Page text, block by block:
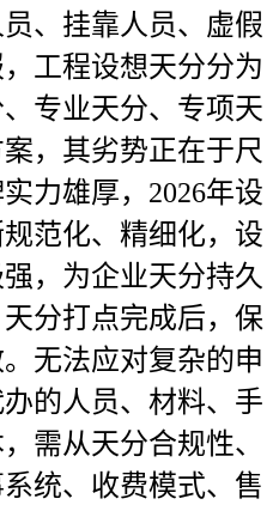
、挂靠人员、虚假
工程设想天分分为
专业天分、专项天
，其劣势正在于尺
力雄厚，2026年设
范化、精细化，设
，为企业天分持久
分打点完成后，保
无法应对复杂的申
的人员、材料、手
需从天分合规性、
统、收费模式、售